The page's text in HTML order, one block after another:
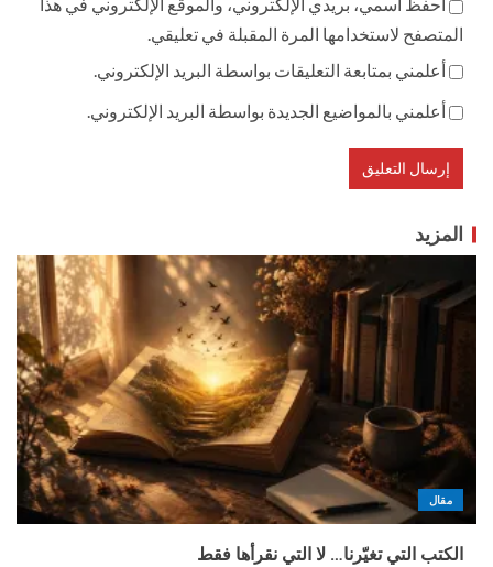
المتصفح لاستخدامها المرة المقبلة في تعليقي.
أعلمني بمتابعة التعليقات بواسطة البريد الإلكتروني.
أعلمني بالمواضيع الجديدة بواسطة البريد الإلكتروني.
المزيد
مقال
الكتب التي تغيّرنا… لا التي نقرأها فقط